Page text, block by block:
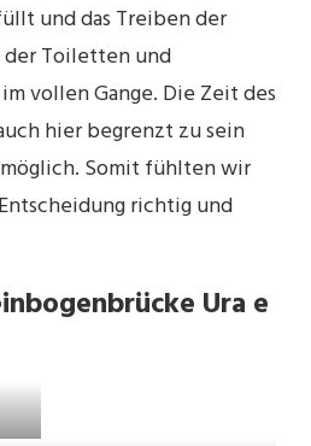
und das Treiben der
der Toiletten und
vollen Gange. Die Zeit des
hier begrenzt zu sein
Somit fühlten wir
richtig und
Ura e